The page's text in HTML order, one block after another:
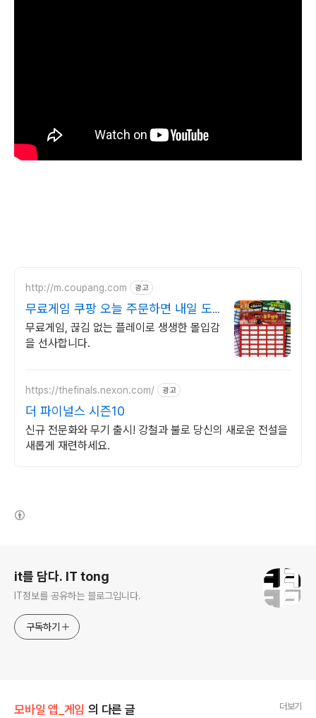
http://m.coupang.com 광고
무료게임 쿠팡 오늘 주문하면 내일 도
착
무료게임, 끊김 없는 플레이로 생생한 몰입감
을 선사합니다.
https://thefinals.nexon.com/ 광고
더 파이널스 시즌10
신규 전문화와 무기 출시! 강철과 불로 당신의 새로운 전설을
새롭게 재련하세요.
it를 담다. IT tong
IT정보를 공유하는 블로그입니다.
구독하기
모바일 앱_게임 의 다른 글 더보기